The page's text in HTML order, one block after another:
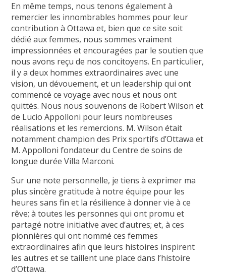
En même temps, nous tenons également à
remercier les innombrables hommes pour leur
contribution à Ottawa et, bien que ce site soit
dédié aux femmes, nous sommes vraiment
impressionnées et encouragées par le soutien que
nous avons reçu de nos concitoyens. En particulier,
il y a deux hommes extraordinaires avec une
vision, un dévouement, et un leadership qui ont
commencé ce voyage avec nous et nous ont
quittés. Nous nous souvenons de Robert Wilson et
de Lucio Appolloni pour leurs nombreuses
réalisations et les remercions. M. Wilson était
notamment champion des Prix sportifs d’Ottawa et
M. Appolloni fondateur du Centre de soins de
longue durée Villa Marconi.
Sur une note personnelle, je tiens à exprimer ma
plus sincère gratitude à notre équipe pour les
heures sans fin et la résilience à donner vie à ce
rêve; à toutes les personnes qui ont promu et
partagé notre initiative avec d’autres; et, à ces
pionnières qui ont nommé ces femmes
extraordinaires afin que leurs histoires inspirent
les autres et se taillent une place dans l’histoire
d’Ottawa.